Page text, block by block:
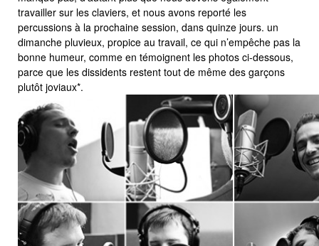
travailler sur les claviers, et nous avons reporté les
percussions à la prochaine session, dans quinze jours. un
dimanche pluvieux, propice au travail, ce qui n’empêche pas la
bonne humeur, comme en témoignent les photos ci-dessous,
parce que les dissidents restent tout de même des garçons
plutôt joviaux*.